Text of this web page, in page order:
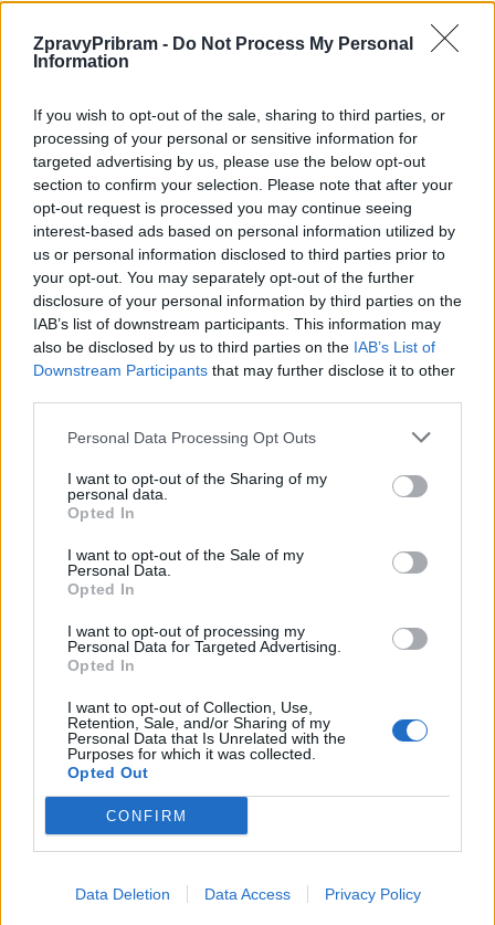
ZpravyPribram - Do Not Process My Personal
Information
If you wish to opt-out of the sale, sharing to third parties, or
processing of your personal or sensitive information for
targeted advertising by us, please use the below opt-out
section to confirm your selection. Please note that after your
opt-out request is processed you may continue seeing
interest-based ads based on personal information utilized by
us or personal information disclosed to third parties prior to
your opt-out. You may separately opt-out of the further
disclosure of your personal information by third parties on the
IAB’s list of downstream participants. This information may
also be disclosed by us to third parties on the IAB’s List of
Downstream Participants that may further disclose it to other
Personal Data Processing Opt Outs
I want to opt-out of the Sharing of my
personal data.
Opted In
I want to opt-out of the Sale of my
Personal Data.
Opted In
I want to opt-out of processing my
Personal Data for Targeted Advertising.
Opted In
I want to opt-out of Collection, Use,
Retention, Sale, and/or Sharing of my
Personal Data that Is Unrelated with the
Purposes for which it was collected.
Opted Out
CONFIRM
Data Deletion Data Access Privacy Policy
Při silničních kontrolách se
hlídky zaměřily na nesprávný
způsob jízdy
Ředitel Hornického muzea
Příbram hostem vysílání Rádia
SOUVISEJÍCÍ ČLÁNKY
VÍCE OD AUTORA
Většina koupališť na Příbramsku nabízí
výborné podmínky. Horší voda je jen na
Živohošti
Zpravodajství
Příbram modernizuje parkovací automaty.
Zpravodajství
Středočeský kraj upravil pravidla soutěže.
Obce nově získají body i za předcházení
vzniku odpadu